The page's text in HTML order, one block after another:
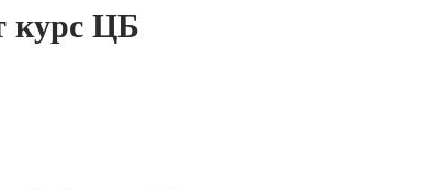
курс ЦБ